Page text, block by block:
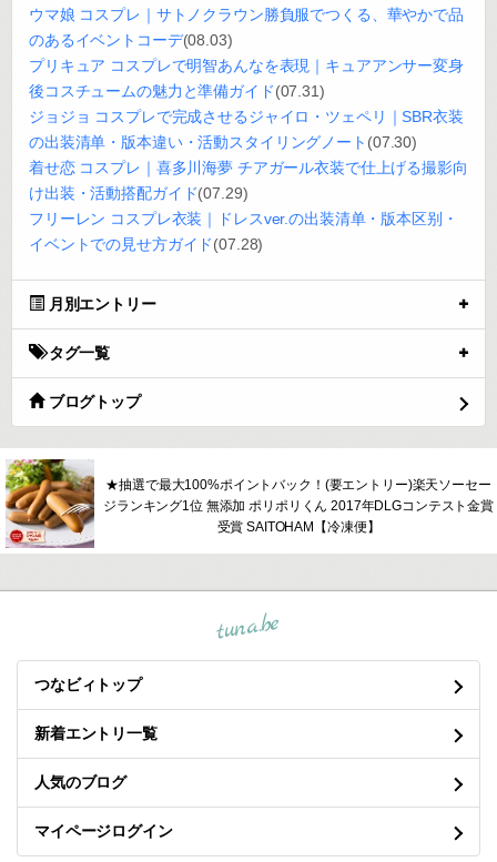
ウマ娘 コスプレ｜サトノクラウン勝負服でつくる、華やかで品
のあるイベントコーデ(08.03)
プリキュア コスプレで明智あんなを表現｜キュアアンサー変身
後コスチュームの魅力と準備ガイド(07.31)
ジョジョ コスプレで完成させるジャイロ・ツェペリ｜SBR衣装
の出装清单・版本違い・活動スタイリングノート (07.30)
着せ恋 コスプレ｜喜多川海夢 チアガール衣装で仕上げる撮影向
け出装・活動搭配ガイド(07.29)
フリーレン コスプレ衣装｜ドレスver.の出装清单・版本区别・
イベントでの見せ方ガイド(07.28)
月別エントリー
タグ一覧
ブログトップ
★抽選で最大100%ポイントバック！(要エントリー)楽天ソーセー
ジランキング1位 無添加 ポリポリくん 2017年DLGコンテスト金賞
受賞 SAITOHAM【冷凍便】
tuna.be
つなビィトップ
新着エントリ一覧
人気のブログ
マイページログイン